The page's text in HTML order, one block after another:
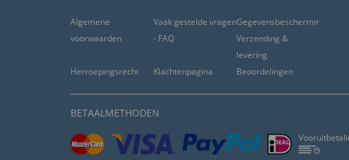
Algemene
voorwaarden
Vaak gestelde vragen
- FAQ
Gegevensbescherming
Verzending &
levering
Herroepingsrecht
Klachtenpagina Beoordelingen
BETAALMETHODEN